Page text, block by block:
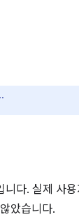
다. 실제 사
았습니다.